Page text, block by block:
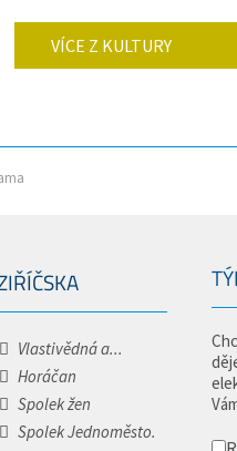
VÍCE Z KULTURY
Vlastivědná a...
Horáčan
Spolek žen
Spolek Jednoměsto.